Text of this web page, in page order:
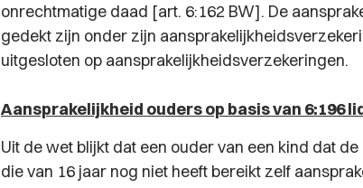
onrechtmatige daad [art. 6:162 BW]. De
gedekt zijn onder zijn
uitgesloten op aansprakelijkheidsverzekeringen.
Aansprakelijkheid ouders op basis van 6:196
Uit de wet blijkt dat een ouder van een kind dat
die van 16 jaar nog niet heeft bereikt zelf